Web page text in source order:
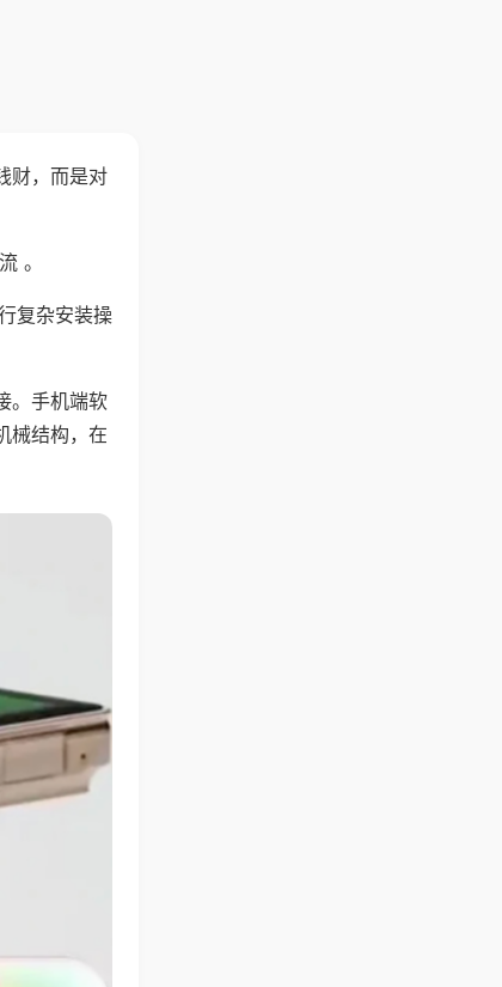
财，而是对
。
复杂安装操
。手机端软
械结构，在